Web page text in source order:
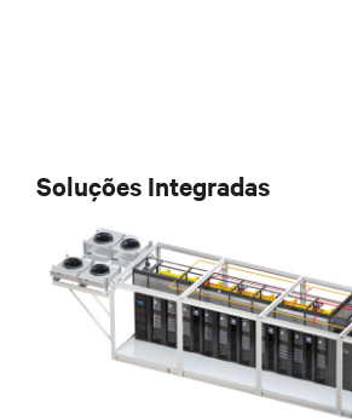
Soluções Integradas